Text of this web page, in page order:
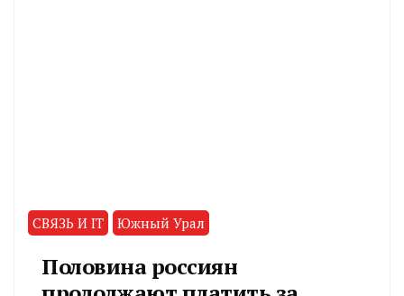
СВЯЗЬ И IT Южный Урал
Половина россиян